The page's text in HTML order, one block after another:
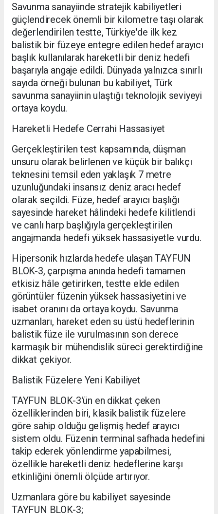
Savunma sanayiinde stratejik kabiliyetleri
güçlendirecek önemli bir kilometre taşı olarak
değerlendirilen testte, Türkiye'de ilk kez
balistik bir füzeye entegre edilen hedef arayıcı
başlık kullanılarak hareketli bir deniz hedefi
başarıyla angaje edildi. Dünyada yalnızca sınırlı
sayıda örneği bulunan bu kabiliyet, Türk
savunma sanayiinin ulaştığı teknolojik seviyeyi
ortaya koydu.
Hareketli Hedefe Cerrahi Hassasiyet
Gerçekleştirilen test kapsamında, düşman
unsuru olarak belirlenen ve küçük bir balıkçı
teknesini temsil eden yaklaşık 7 metre
uzunluğundaki insansız deniz aracı hedef
olarak seçildi. Füze, hedef arayıcı başlığı
sayesinde hareket hâlindeki hedefe kilitlendi
ve canlı harp başlığıyla gerçekleştirilen
angajmanda hedefi yüksek hassasiyetle vurdu.
Hipersonik hızlarda hedefe ulaşan TAYFUN
BLOK-3, çarpışma anında hedefi tamamen
etkisiz hâle getirirken, testte elde edilen
görüntüler füzenin yüksek hassasiyetini ve
isabet oranını da ortaya koydu. Savunma
uzmanları, hareket eden su üstü hedeflerinin
balistik füze ile vurulmasının son derece
karmaşık bir mühendislik süreci gerektirdiğine
dikkat çekiyor.
Balistik Füzelere Yeni Kabiliyet
TAYFUN BLOK-3'ün en dikkat çeken
özelliklerinden biri, klasik balistik füzelere
göre sahip olduğu gelişmiş hedef arayıcı
sistem oldu. Füzenin terminal safhada hedefini
takip ederek yönlendirme yapabilmesi,
özellikle hareketli deniz hedeflerine karşı
etkinliğini önemli ölçüde artırıyor.
Uzmanlara göre bu kabiliyet sayesinde
TAYFUN BLOK-3;